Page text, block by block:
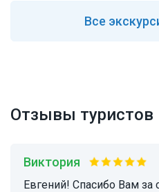
Все
Отзывы туристов
Виктория
Евгений! Спасибо Вам за столь интересную и